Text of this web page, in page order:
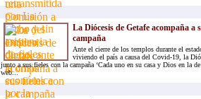
La Diócesis de Getafe acompaña a
campaña
Ante el cierre de los templos durante el
viviendo el país a causa del Covid-19, la
junto a sus fieles con la campaña ‘Cada uno en su casa y Dios en la
web...